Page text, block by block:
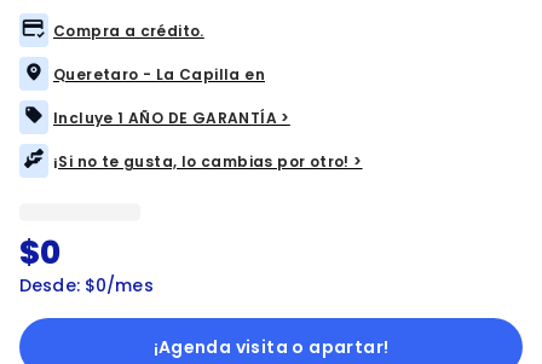
Compra a crédito.
Queretaro - La Capilla en
Incluye 1 AÑO DE GARANTÍA >
¡Si no te gusta, lo cambias por otro! >
$0
Desde: $0/mes
¡Agenda visita o apartar!